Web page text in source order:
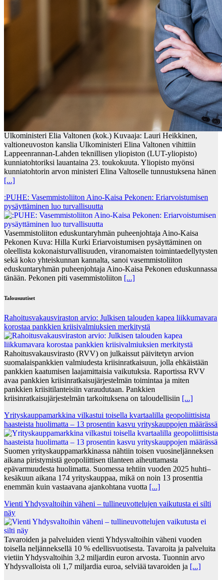
Ulkoministeri Elia Valtonen (kok.) Kuvaaja: Lauri Heikkinen,
valtioneuvoston kanslia Ulkoministeri Elina Valtonen vihittiin
Lappeenrannan-Lahden teknillisen yliopiston (LUT-yliopisto)
kunniatohtoriksi lauantaina 23. toukokuuta. Yliopisto myönsi
kunniatohtorin arvon ministeri Elina Valtoselle tunnustuksena hänen
[...]
:PUHE: Vasemmistoliiton Aino-Kaisa Pekonen: Eriarvoistumisen
pysäyttäminen luo turvallisuutta
Vasemmistoliiton eduskuntaryhmän puheenjohtaja Aino-Kaisa
Pekonen Kuva: Hilla Kurki Eriarvoistumisen pysäyttäminen on
oleellista kokonaisturvallisuuden, viranomaisten toimintaedellytysten
sekä koko yhteiskunnan kannalta, sanoi vasemmistoliiton
eduskuntaryhmän puheenjohtaja Aino-Kaisa Pekonen eduskunnassa
tänään. Pekonen piti vasemmistoliiton [...]
Talousuutiset
Rahoitusvakausviraston arvio: Julkisen talouden kapea liikkumavara
korostaa pankkien kriisivalmiuksien merkitystä
Rahoitusvakausvirasto (RVV) on julkaissut päivitetyn arvion
suomalaispankkien valmiudesta kriisinratkaisuun, jolla ehkäistään
pankkien kaatumisen laajamittaisia vaikutuksia. Raportissa RVV
avaa pankkien kriisinratkaisujärjestelmän toimintaa ja miten
pankkien kriisitilanteisiin varaudutaan. Pankkien
kriisinratkaisujärjestelmän tarkoituksena on taloudellisiin [...]
Yrityskauppamarkkina vilkastui toisella kvartaalilla geopoliittisista
haasteista huolimatta – 13 prosentin kasvu yrityskauppojen määrässä
Suomen yrityskauppamarkkinassa nähtiin toisen vuosineljänneksen
aikana piristymistä geopoliittisen tilanteen aiheuttamasta
epävarmuudesta huolimatta. Suomessa tehtiin vuoden 2025 huhti–
kesäkuun aikana 174 yrityskauppaa, mikä on noin 13 prosenttia
enemmän kuin vastaavana ajankohtana vuotta [...]
Vienti Yhdysvaltoihin väheni – tullineuvottelujen vaikutusta ei silti
näy
Tavaroiden ja palveluiden vienti Yhdysvaltoihin väheni vuoden
toisella neljänneksellä 10 % edellisvuotisesta. Tavaroita ja palveluita
vietiin Yhdysvaltoihin 3,2 miljardin euron arvosta. Tuonnin arvo
Yhdysvalloista oli 1,7 miljardia euroa, selviää tavaroiden ja [...]